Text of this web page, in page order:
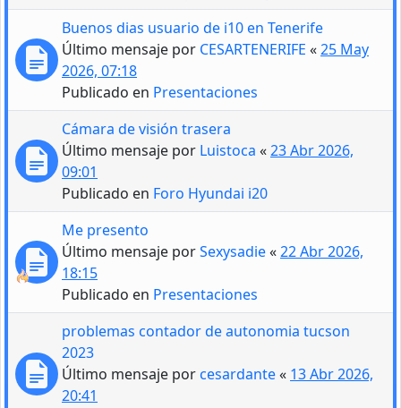
Buenos dias usuario de i10 en Tenerife
Último mensaje por CESARTENERIFE «25 May
2026, 07:18
Publicado en Presentaciones
Cámara de visión trasera
Último mensaje por Luistoca «23 Abr 2026,
09:01
Publicado en Foro Hyundai i20
Me presento
Último mensaje porSexysadie«22 Abr 2026,
18:15
Publicado en Presentaciones
problemas contador de autonomia tucson
2023
Último mensaje porcesardante« 13 Abr 2026,
20:41